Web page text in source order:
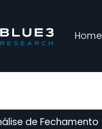
Home
de Fechamento